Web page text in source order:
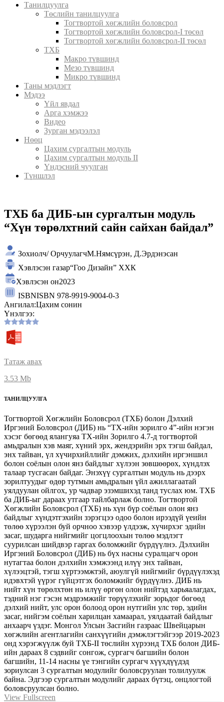
Танилцуулга
Төслийн танилцуулга
Тогтвортой хөгжлийн боловсрол
Тогтвортой хөгжлийн боловсрол-I төсөл
Тогтвортой хөгжлийн боловсрол-II төсөл
ТХБ
Макро түвшинд
Мезо түвшинд
Микро түвшинд
Таны мэдлэгт
Мэдээ
Үйл явдал
Арга хэмжээ
Видео
Зурган мэдээлэл
Нөөц
Цахим сургалтын модуль
Цахим сургалтын модуль II
Үндэсний чуулган
Түншлэл
ТХБ ба ДИБ-ын сургалтын модуль
“Хүн төрөлхтний сайн сайхан байдал”
Зохиолч/ ОрчуулагчМ.Нямсүрэн, Д.Эрдэнэсан
Хэвлэсэн газар“Гоо Дизайн” ХХК
Хэвлэсэн он2023
ISBNISBN 978-9919-9004-0-3
Ангилал:Цахим сонин
Үнэлгээ:
Татаж авах
3.53 Mb
ТАНИЛЦУУЛГА
Тогтвортой Хөгжлийн Боловсрол (ТХБ) болон Дэлхий
Иргэний Боловсрол (ДИБ) нь “ТХ-ийн зорилго 4”-ийн нэгэн
хэсэг бөгөөд ялангуяа ТХ-ийн Зорилго 4.7-д тогтвортой
амьдралын хэв маяг, хүний эрх, жендэрийн эрх тэгш байдал,
энх тайван, үл хүчирхийллийг дэмжих, дэлхийн иргэншил
болон соёлын олон янз байдлыг хүлээн зөвшөөрөх, хүндлэх
талаар тусгасан байдаг. Энэхүү сургалтын модуль нь дээрх
зорилтуудыг өдөр тутмын амьдралын үйл ажиллагаатай
уялдуулан ойлгох, ур чадвар эзэмшихэд танд туслах юм. ТХБ
ба ДИБ-ыг дараах утгаар тайлбарлаж болно. Тогтвортой
Хөгжлийн Боловсрол (ТХБ) нь хүн бүр соёлын олон янз
байдлыг хүндэтгэхийн зэрэгцээ одоо болон ирээдүй үеийн
төлөө хүрээлэн буй орчноо хэвээр үлдээж, хүчирхэг эдийн
засаг, шударга нийгмийг цогцлоохын төлөө мэдлэгт
суурилсан шийдвэр гаргах боломжийг бүрдүүлнэ. Дэлхийн
Иргэний Боловсрол (ДИБ) нь бүх насны суралцагч орон
нутагтаа болон дэлхийн хэмжээнд илүү энх тайван,
хүлээцтэй, тэгш хүртээмжтэй, аюулгүй нийгмийг бүрдүүлэхэд
идэвхтэй үүрэг гүйцэтгэх боломжийг бүрдүүлнэ. ДИБ нь
нийт хүн төрөлхтөн нь илүү өргөн олон нийтэд харьяалагдах,
тэдний нэг гэсэн мэдрэмжийг төрүүлэхийг зорьдог бөгөөд
дэлхий нийт, улс орон болоод орон нутгийн улс төр, эдийн
засаг, нийгэм соёлын харилцан хамаарал, уялдаатай байдлыг
анхаарч үздэг. Монгол Улсын Засгийн газраас Швейцарын
хөгжлийн агентлагийн санхүүгийн дэмжлэгтэйгээр 2019-2023
онд хэрэгжүүлж буй ТХБ-II төслийн хүрээнд ТХБ болон ДИБ-
ийн дараах 8 сэдвийг сонгож, сургагч багшийн болон
багшийн, 11-14 насны үе тэнгийн сургагч хүүхдүүдэд
зориулсан 3 сургалтын модулийг боловсруулан толилуулж
байна. Эдгээр сургалтын модулийг дараах бүтэц, онцлогтой
боловсруулсан болно.
View Fullscreen